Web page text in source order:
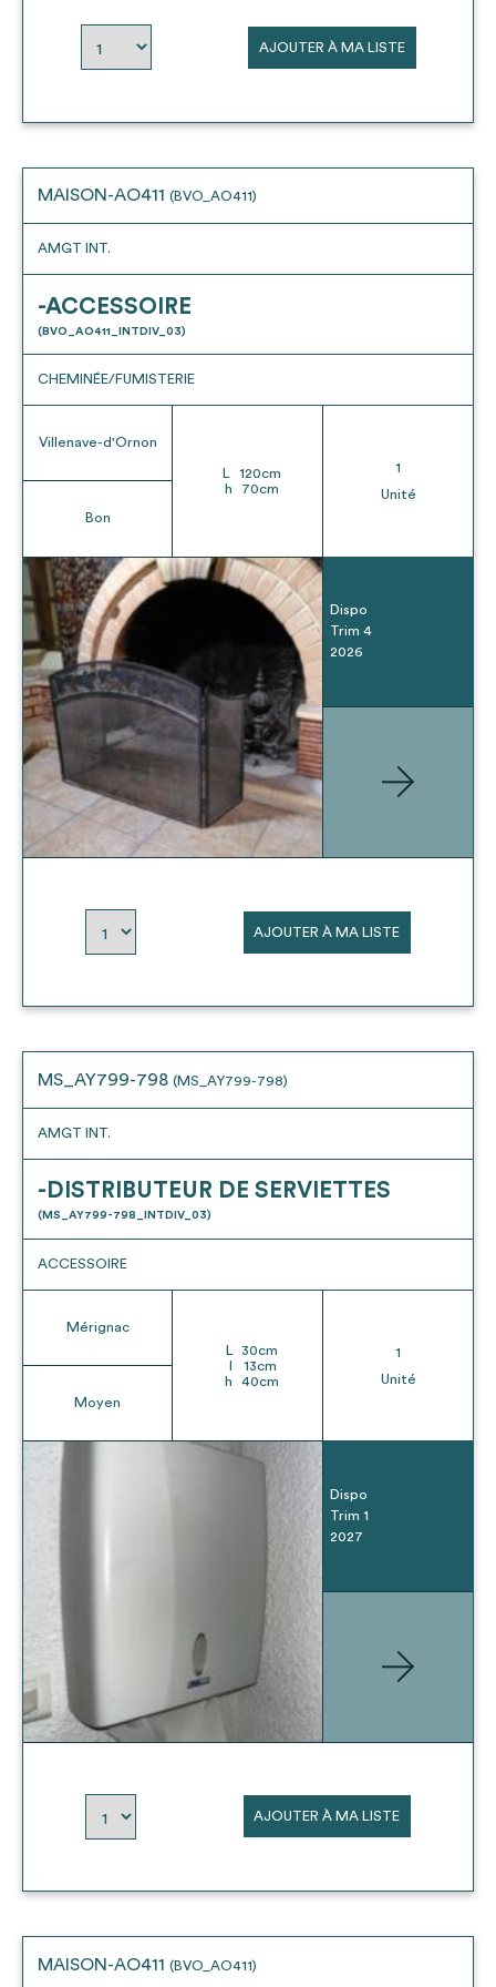
AJOUTER À MA LISTE
MAISON-AO411 (BVO_AO411)
AMGT INT.
-ACCESSOIRE
(BVO_AO411_INTDIV_03)
CHEMINÉE/FUMISTERIE
Villenave-d'Ornon
Bon
L 120cm
h
70cm
1
Unité
Dispo
Trim 4
2026
AJOUTER À MA LISTE
MS_AY799-798 (MS_AY799-798)
AMGT INT.
-DISTRIBUTEUR DE SERVIETTES
(MS_AY799-798_INTDIV_03)
ACCESSOIRE
Mérignac
Moyen
L 30cm
13cm
h
40cm
1
Unité
Dispo
Trim 1
2027
AJOUTER À MA LISTE
MAISON-AO411 (BVO_AO411)